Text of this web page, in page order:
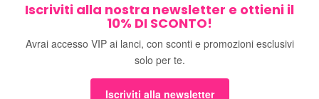
Iscriviti alla nostra newsletter e ottieni il
10% DI SCONTO!
Avrai accesso VIP ai lanci, con sconti e promozioni esclusivi
solo per te.
Iscriviti alla newsletter